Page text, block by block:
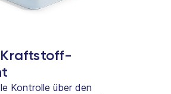
Kontrolle über den